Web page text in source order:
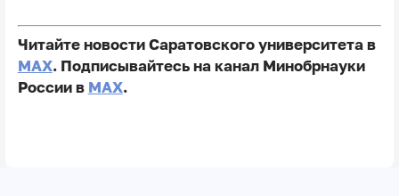
Читайте новости Саратовского университета в
MAX. Подписывайтесь на канал Минобрнауки
России в MAX.